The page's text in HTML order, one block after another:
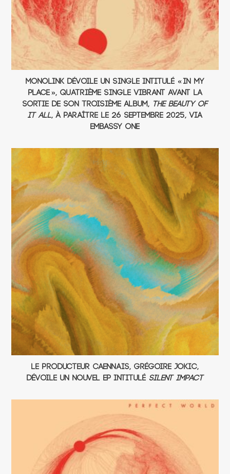
Monolink dévoile un single intitulé « In My
Place », quatrième single vibrant avant la
sortie de son troisième album, The Beauty Of
It All, à paraître le 26 septembre 2025, via
Embassy One
Le producteur caennais, Grégoire Jokic,
dévoile un nouvel EP intitulé Silent Impact